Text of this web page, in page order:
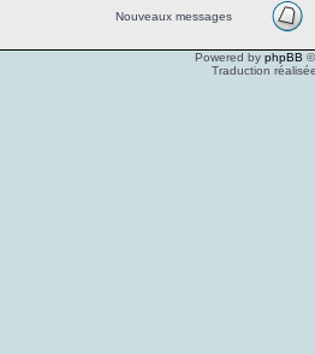
Nouveaux messages
Powered by phpBB
Traduction